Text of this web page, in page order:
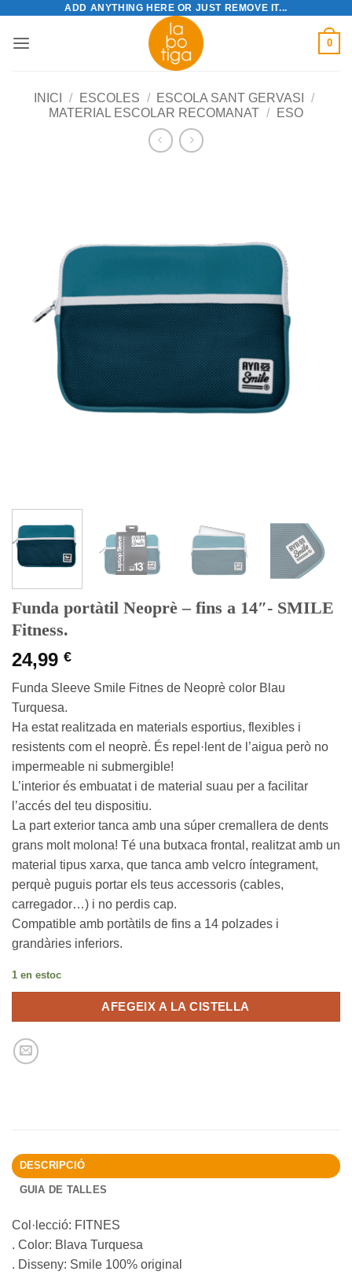
content
ADD ANYTHING HERE OR JUST REMOVE IT...
0
INICI / ESCOLES / ESCOLA SANT GERVASI
/
MATERIAL ESCOLAR RECOMANAT / ESO
Funda portàtil Neoprè – fins a 14″- SMILE
Fitness.
24,99 €
Funda Sleeve Smile Fitnes de Neoprè color Blau
Turquesa.
Ha estat realitzada en materials esportius, flexibles i
resistents com el neoprè. És repel·lent de l’aigua però no
impermeable ni submergible!
L’interior és embuatat i de material suau per a facilitar
l’accés del teu dispositiu.
La part exterior tanca amb una súper cremallera de dents
grans molt molona! Té una butxaca frontal, realitzat amb un
material tipus xarxa, que tanca amb velcro íntegrament,
perquè puguis portar els teus accessoris (cables,
carregador…) i no perdis cap.
Compatible amb portàtils de fins a 14 polzades i
grandàries inferiors.
1 en estoc
AFEGEIX A LA CISTELLA
DESCRIPCIÓ
GUIA DE TALLES
Col·lecció: FITNES
. Color: Blava Turquesa
. Disseny: Smile 100% original